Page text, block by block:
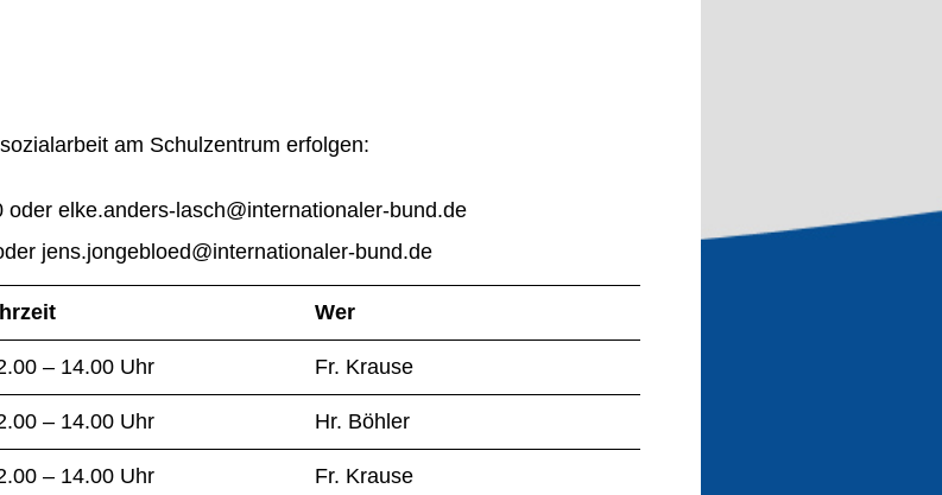
am Schulzentrum erfolgen:
oder elke.anders-lasch@internationaler-bund.de
jens.jongebloed@internationaler-bund.de
Wer
– 14.00 Uhr Fr. Krause
– 14.00 Uhr Hr. Böhler
– 14.00 Uhr Fr. Krause